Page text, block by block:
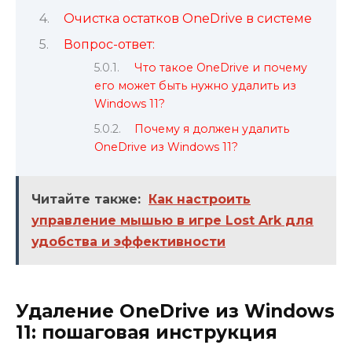
Очистка остатков OneDrive в системе
Вопрос-ответ:
Что такое OneDrive и почему
его может быть нужно удалить из
Windows 11?
Почему я должен удалить
OneDrive из Windows 11?
Читайте также:
Как настроить
управление мышью в игре Lost Ark для
удобства и эффективности
Удаление OneDrive из Windows
11: пошаговая инструкция